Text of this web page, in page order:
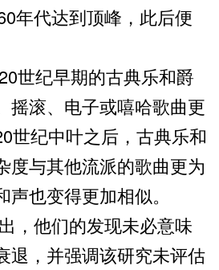
年代达到顶峰，此后便
纪早期的古典乐和爵
摇滚、电子或嘻哈歌曲更
世纪中叶之后，古典乐和
度与其他流派的歌曲更为
也变得更加相似。
他们的发现未必意味
退，并强调该研究未评估